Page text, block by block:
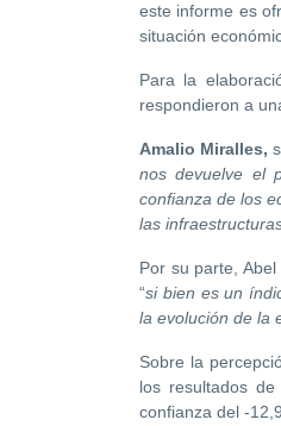
este informe es
situación
Para la
respondieron a
Amalio Miralles,
nos devuelve el
confianza de los
las
Por su parte,
“si bien es un
la evolución de la
Sobre la
los resultados
confianza del -